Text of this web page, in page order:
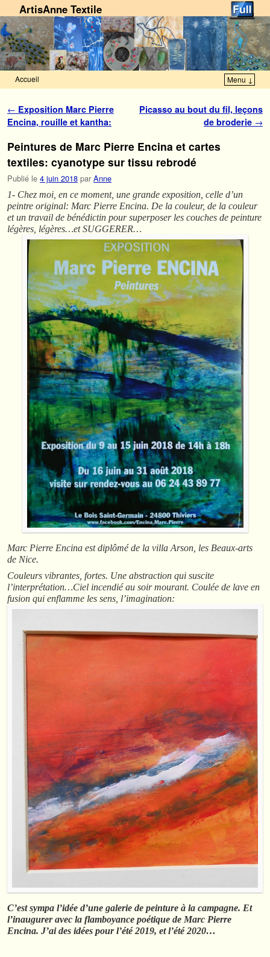
ArtisAnne Textile
Accueil Menu ↓
Navigation des articles
← Exposition Marc Pierre
Encina, rouille et kantha:
Picasso au bout du fil, leçons
de broderie →
Peintures de Marc Pierre Encina et cartes
textiles: cyanotype sur tissu rebrodé
Publié le 4 juin 2018 par Anne
1- Chez moi, en ce moment, une grande exposition, celle d’un
peintre original: Marc Pierre Encina. De la couleur, de la couleur
et un travail de bénédictin pour superposer les couches de peinture
légères, légères…et SUGGERER…
Marc Pierre Encina est diplômé de la villa Arson, les Beaux-arts
de Nice.
Couleurs vibrantes, fortes. Une abstraction qui suscite
l’interprétation…Ciel incendié au soir mourant. Coulée de lave en
fusion qui enflamme les sens, l’imagination:
C’est sympa l’idée d’une galerie de peinture à la campagne. Et
l’inaugurer avec la flamboyance poétique de Marc Pierre
Encina. J’ai des idées pour l’été 2019, et l’été 2020…